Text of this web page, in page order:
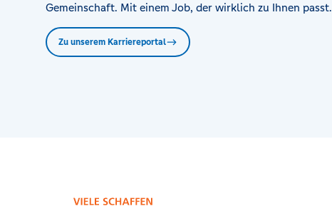
Freistraße 5-6, 06295 Lutherstadt Eisleben
Kompetenzcenter Zeitz
Gemeinschaft. Mit einem Job, der wirklich zu Ihnen passt.
Zu unserem Karriereportal